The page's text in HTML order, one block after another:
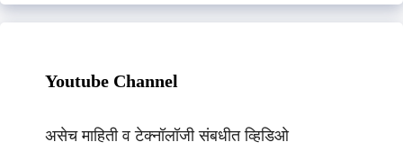
Youtube Channel
असेच माहिती व टेक्नॉलॉजी संबधीत व्हिडिओ